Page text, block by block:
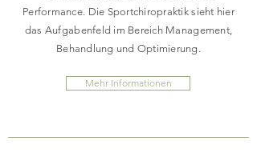
Performance. Die Sportchiropraktik sieht hier
das Aufgabenfeld im Bereich Management,
Behandlung und Optimierung.
Mehr Informationen